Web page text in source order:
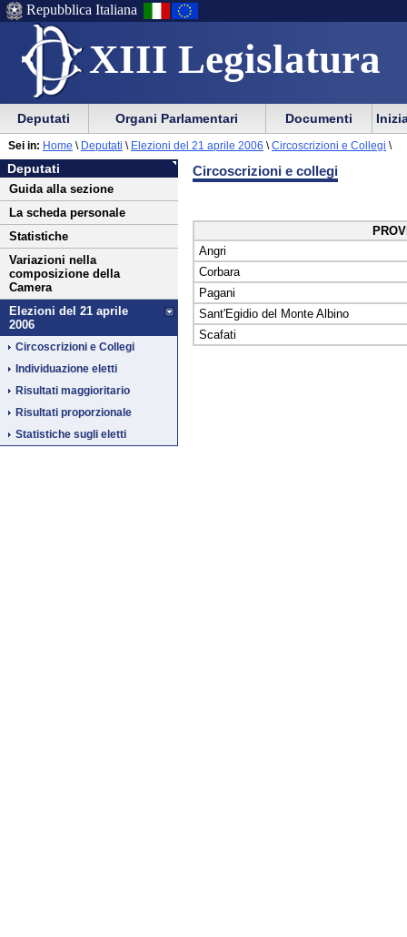
XIII Legislatura
Menu
di
ausilio
alla
navigazione
Vai
Menu
di
navigazione
principale
Repubblica Italiana
Menu
di
navigazione
principale
Vai
menu
di
sezione
Deputati Organi Parlamentari Documenti
Deputati
Vai
al
contenuto
Deputati
Guida alla sezione
La scheda personale
Statistiche
Variazioni nella
composizione della
Camera
Elezioni del 21 aprile
2006
Circoscrizioni e Collegi
Individuazione eletti
Risultati maggioritario
Risultati proporzionale
Statistiche sugli eletti
Sei in: Home \ Deputati \ Elezioni del 21 aprile 2006 \ Circoscrizioni e Collegi \
Circoscrizioni e collegi
Angri
Corbara
Pagani
Sant'Egidio del Monte Albino
Scafati